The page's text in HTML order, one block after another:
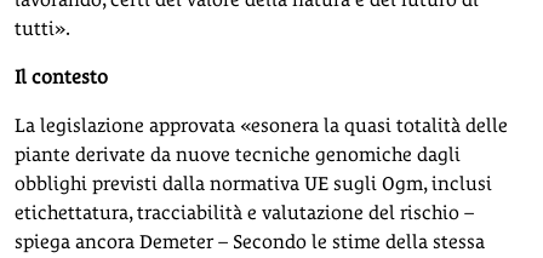
tutti».
Il contesto
La legislazione approvata «esonera la quasi totalità delle
piante derivate da nuove tecniche genomiche dagli
obblighi previsti dalla normativa UE sugli Ogm, inclusi
etichettatura, tracciabilità e valutazione del rischio –
spiega ancora Demeter – Secondo le stime della stessa